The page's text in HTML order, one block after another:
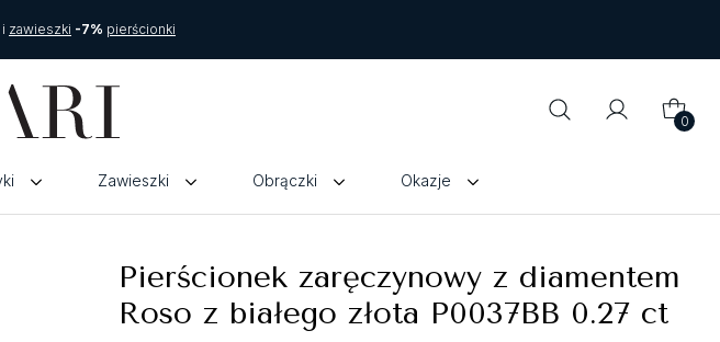
i zawieszki -7% pierścionki
0
Zawieszki Obrączki Okazje
Pierścionek zaręczynowy z diamentem
Roso z białego złota P0037BB 0.27 ct